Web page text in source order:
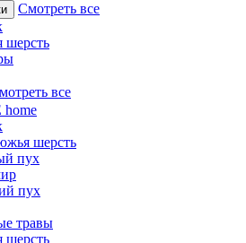
Смотреть все
шерсть
все
шерсть
пух
пух
травы
шерсть